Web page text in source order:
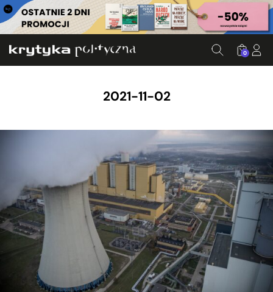
0
2021-11-02